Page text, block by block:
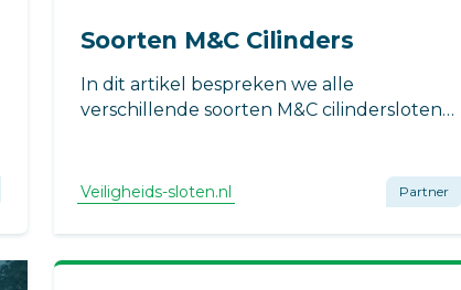
Soorten M&C Cilinders
In dit artikel bespreken we alle
verschillende soorten M&C cilindersloten
Veiligheids-sloten.nl Partner